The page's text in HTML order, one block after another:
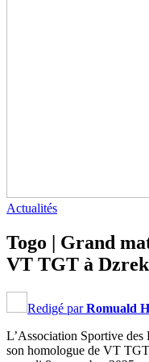
Actualités
Togo | Grand
VT TGT à
Redigé parRomuald
L’Association Sportive
son homologue de VT